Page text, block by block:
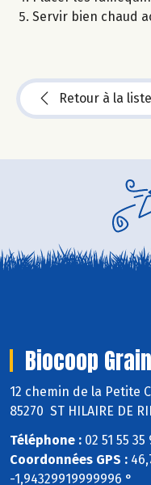
Servir bien chaud
Retour à la liste
Biocoop
12 chemin de la Petite
85270 ST HILAIRE DE
Téléphone : 02 51 55 35
Coordonnées GPS :
-1,94329919999996 °